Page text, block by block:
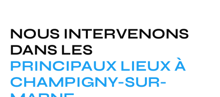
NOUS INTERVENONS
DANS LES
PRINCIPAUX LIEUX À
CHAMPIGNY-SUR-